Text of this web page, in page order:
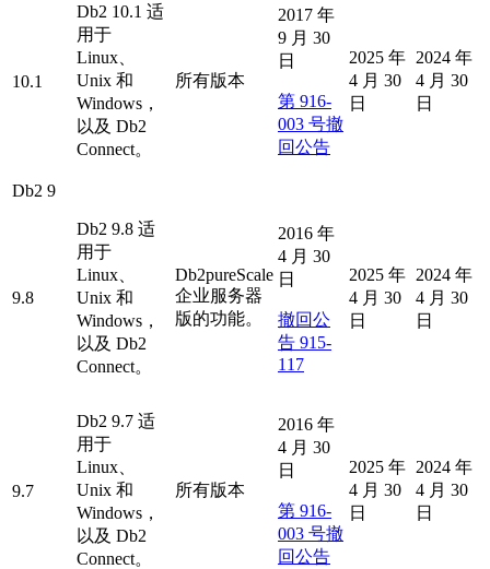
10.1
Db2 10.1 适
用于
Linux、
Unix 和
Windows，
以及 Db2
Connect。
所有版本
2017 年
9 月 30
日
第 916-
003 号撤
回公告
2025 年
4 月 30
日
2024 年
4 月 30
日
Db2 9
9.8
Db2 9.8 适
用于
Linux、
Unix 和
Windows，
以及 Db2
Connect。
Db2pureScale
企业服务器
版的功能。
2016 年
4 月 30
日
撤回公
告 915-
117
2025 年
4 月 30
日
2024 年
4 月 30
日
9.7
Db2 9.7 适
用于
Linux、
Unix 和
Windows，
以及 Db2
Connect。
所有版本
2016 年
4 月 30
日
第 916-
003 号撤
回公告
2025 年
4 月 30
日
2024 年
4 月 30
日